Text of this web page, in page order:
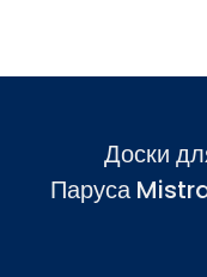
Доски
Паруса